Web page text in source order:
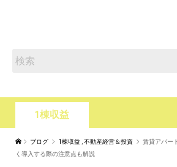
1棟収益
ブログ 1棟収益 不動産経営＆投資
賃貸アパー
く導入する際の注意点も解説